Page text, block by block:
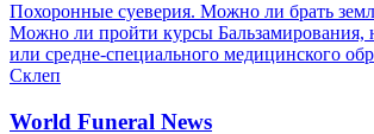
Похоронные суеверия. Можно ли брать
Можно ли пройти курсы Бальзамирования,
или средне-специального медицинского
Склеп
World Funeral News